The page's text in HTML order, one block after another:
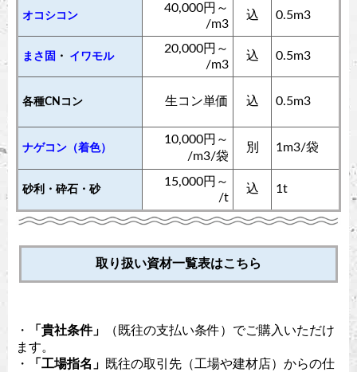
オコシコン
40,000円～
/m3
込 0.5m3
まさ固 ・ イワモル
20,000円～
/m3
込 0.5m3
各種CNコン 生コン単価 込 0.5m3
ナゲコン（着色）
10,000円～
/m3/袋
別 1m3/袋
砂利・砕石・砂
15,000円～
/t
込 1t
取り扱い資材一覧表はこちら
・ 「貴社条件」
（既往の支払い条件）でご購入いただけ
ます。
・
「工場指名」
既往の取引先（工場や建材店）からの仕